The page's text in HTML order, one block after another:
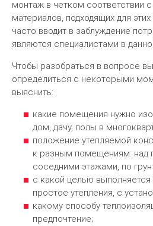
монтаж в четком соответствии
материалов, подходящих для
часто вводит в заблуждение
являются специалистами в
Чтобы разобраться в вопросе
определиться с некоторыми
выяснить:
какие помещения нужно
дом, дачу, полы в
положение утепляемой
к разным помещениям: над
соседними этажами, по
с какой целью выполняется
простое утепления, с
какому способу
предпочтение;